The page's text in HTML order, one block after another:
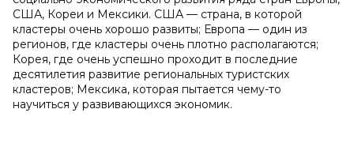
США, Кореи и Мексики. США — страна, в которой
кластеры очень хорошо развиты; Европа — один из
регионов, где кластеры очень плотно располагаются;
Корея, где очень успешно проходит в последние
десятилетия развитие региональных туристских
кластеров; Мексика, которая пытается чему-то
научиться у развивающихся экономик.